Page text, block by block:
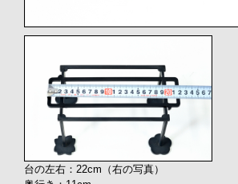
台の左右：22cm（右の写真）